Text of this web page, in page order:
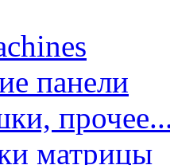
панели
матрицы